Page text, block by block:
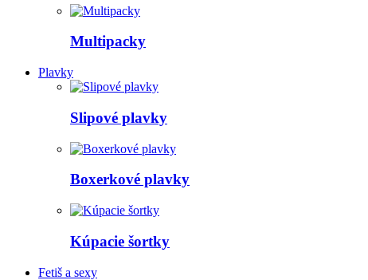
Multipacky
Plavky
Slipové plavky
Boxerkové plavky
Kúpacie šortky
Fetiš a sexy